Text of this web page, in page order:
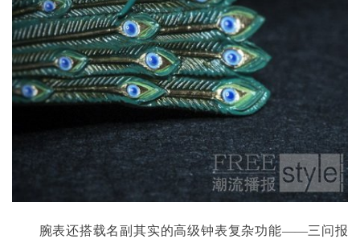
腕表还搭载名副其实的高级钟表复杂功能——三问报